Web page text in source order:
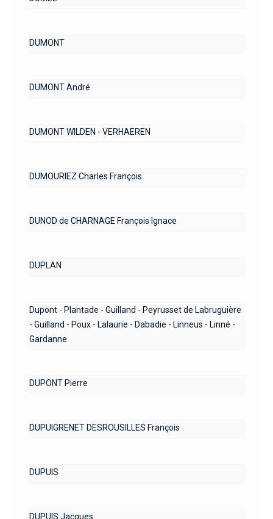
DUMONT
DUMONT André
DUMONT WILDEN - VERHAEREN
DUMOURIEZ Charles François
DUNOD de CHARNAGE François Ignace
DUPLAN
Dupont - Plantade - Guilland - Peyrusset de Labruguière
- Guilland - Poux - Lalaurie - Dabadie - Linneus - Linné -
Gardanne
DUPONT Pierre
DUPUIGRENET DESROUSILLES François
DUPUIS
DUPUIS Jacques